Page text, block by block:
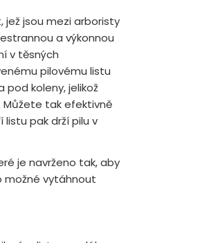
jež jsou mezi arboristy
a výkonnou
v těsných
pilovému listu
pod koleny, jelikož
Můžete tak efektivně
pak drží pilu v
je navrženo tak, aby
možné vytáhnout